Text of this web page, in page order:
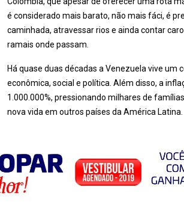
é considerado mais barato, não mais fáci, é
caminhada, atravessar rios e ainda contar
ramais onde passam.
Há quase duas décadas a Venezuela vive um
econômica, social e política. Além disso, a
1.000.000%, pressionando milhares de
nova vida em outros países da América Latina.